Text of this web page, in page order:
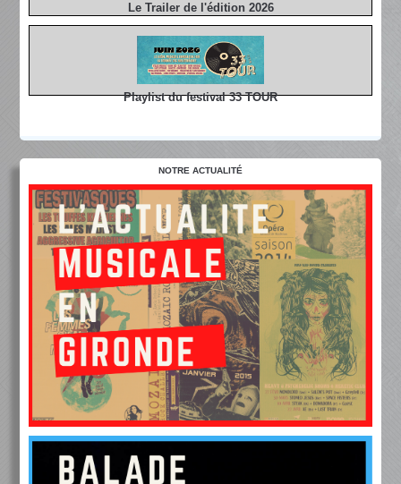
Le Trailer de l'édition 2026
Playlist du festival 33 TOUR
NOTRE ACTUALITÉ